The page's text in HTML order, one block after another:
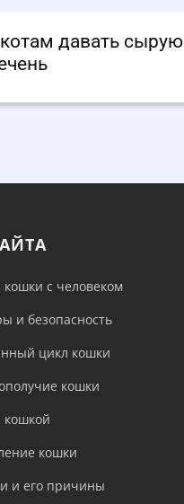
давать сырую
с человеком
и безопасность
цикл кошки
кошки
кошкой
кошки
и его причины